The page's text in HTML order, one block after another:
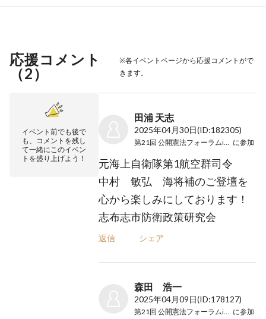
応援コメント
（2）
※各イベントページから応援コメントがで
きます。
イベント前でも後で
も、コメントを残し
て一緒にこのイベン
トを盛り上げよう！
田浦 天志
2025年04月30日(ID:182305)
に参加
元海上自衛隊第1航空群司令
中村 敏弘 海将補のご登壇を
心から楽しみにしております！
志布志市防衛政策研究会
返信 シェア
森田 浩一
2025年04月09日(ID:178127)
に参加